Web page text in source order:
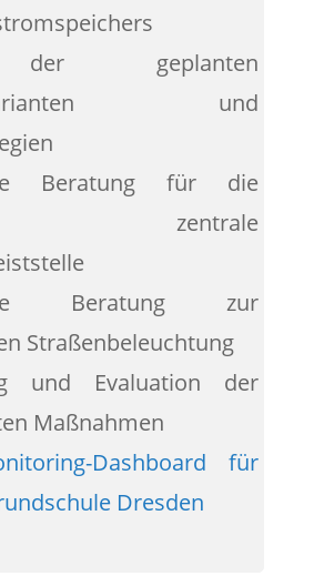
und
zentrale
Straßenbeleuchtung
Maßnahmen
Dresden